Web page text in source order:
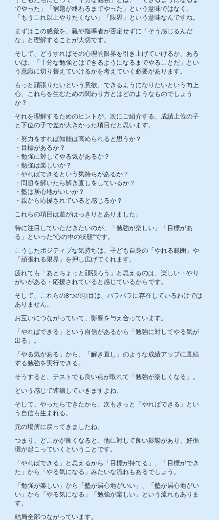
でやった」「宿題が終わるまでやった」という意味ではなく、
「もうこれ以上やりたくない」「限界」という意味なんですね。
まずはこの感覚を、親や指導者が否定せずに「そう感じるんだ
な」と理解することが大切です。
そして、どうすればその心理的限界を引き上げていけるか、ある
いは、「十分な勉強とはできるようになるまでやることだ」とい
う意識に切り替えていけるかを考えていく必要があります。
もっと頑張りたいという意欲、できるようになりたいという向上
心、これらを生むための関わり方とはどのようなものでしょう
か？
それを理解するためのヒントが、次にご紹介する、成績上位の子
と下位の子で差が大きかった項目だと思います。
・努力をすれば知能は高められると思うか？
・目標があるか？
・勉強に対してやる気があるか？
・勉強は楽しいか？
・やればできるという気持ちがあるか？
・問題を解いたら解き直しをしているか？
・塾は居心地がいいか？
・親から応援されていると感じるか？
これらの項目は差がはっきりとありました。
特に注目していただきたいのが、「勉強が楽しい」「目標があ
る」といった“心の中の状態”です。
こうしたポジティブな気持ちは、子ども自身の「やれる範囲」や
「頑張れる限界」を押し広げてくれます。
疲れても「あとちょっと頑張ろう」と思えるのは、楽しい・やり
がいがある・応援されていると感じているからです。
そして、これらの8つの項目は、バラバラに存在しているわけでは
ありません。
お互いにつながっていて、影響を与え合っています。
「やればできる」という自信があるから「勉強に対してやる気が
出る」。
「やる気がある」から、「解き直し」のような成績アップに直結
する勉強を実行できる。
そうすると、テストでも良い点が取れて「勉強が楽しくなる」。
という感じで連鎖していきますよね。
そして、やったらできたから、次もきっと「やればできる」とい
う自信も生まれる。
元の場所に戻ってきましたね。
つまり、どこかが良くなると、他に対して良い影響があり、好循
環が起こっていくということです。
「やればできる」と思えるから「目標が持てる」、「目標ができ
た」から「やる気になる」みたいな流れもあるでしょう。
「勉強が楽しい」から「塾が居心地がいい」、「塾が居心地がい
い」から「やる気になる」「勉強が楽しい」という流れもありま
す。
結局全部つながっています。